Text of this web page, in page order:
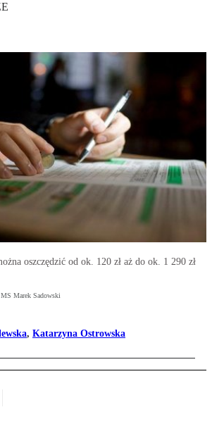
oszczędzić od ok. 120 zł aż do ok. 1 290 zł
Marek Sadowski
, Katarzyna Ostrowska